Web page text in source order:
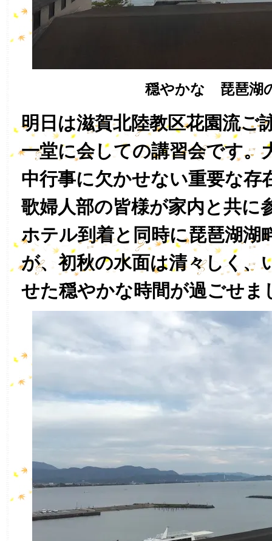
穏やかな 琵琶湖
明日は滋賀北陸教区花園流ご
一堂に会しての講習会です。
中行事に欠かせない重要な存
歌婦人部の皆様が家内と共に
ホテル到着と同時に琵琶湖湖
が、初秋の水面は清々しく、
せた穏やかな時間が過ごせま